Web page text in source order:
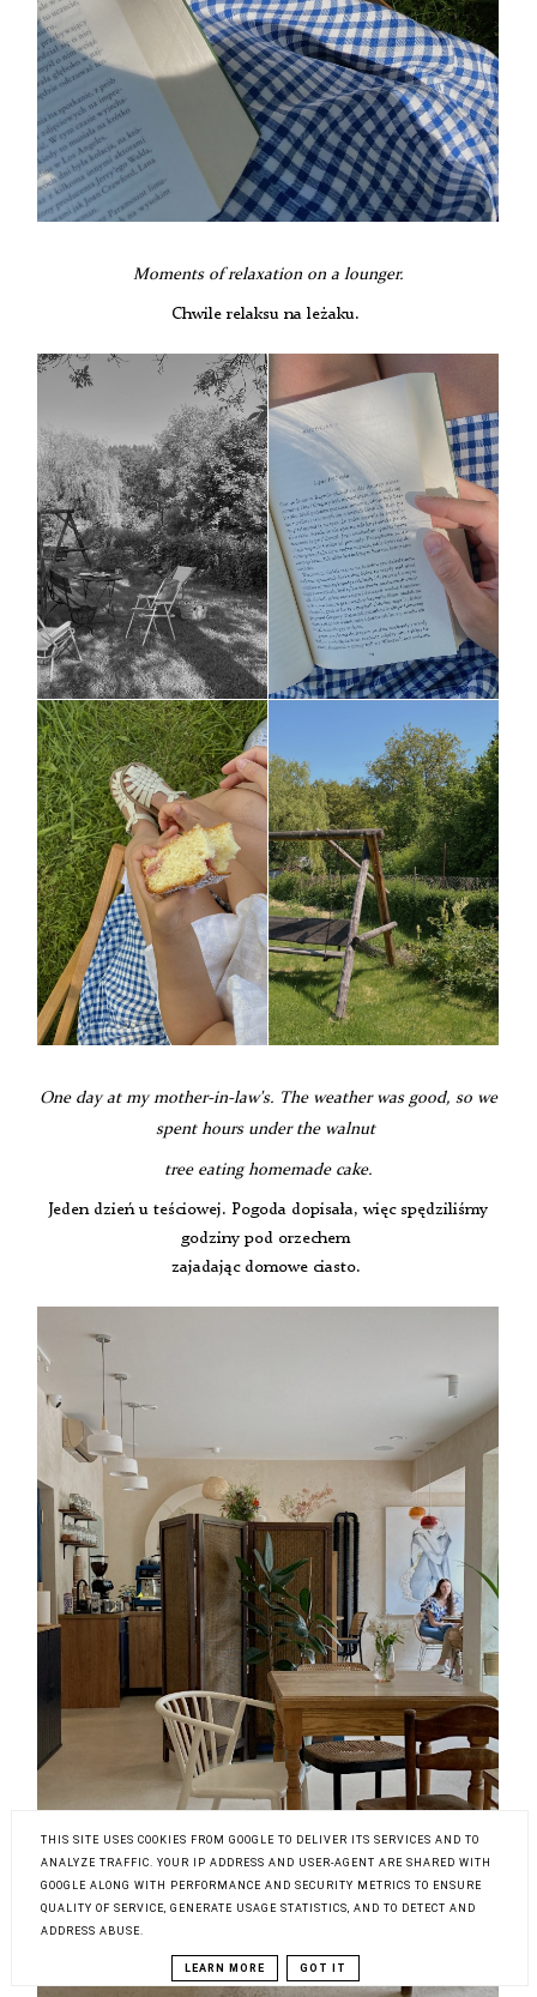
Moments of relaxation on a lounger.
Chwile relaksu na leżaku.
One day at my mother-in-law's. The weather was good, so we
spent hours under the walnut
tree eating homemade cake.
Jeden dzień u teściowej. Pogoda dopisała, więc spędziliśmy
godziny pod orzechem
zajadając domowe ciasto.
THIS SITE USES COOKIES FROM GOOGLE TO DELIVER ITS SERVICES AND TO
ANALYZE TRAFFIC. YOUR IP ADDRESS AND USER-AGENT ARE SHARED WITH
GOOGLE ALONG WITH PERFORMANCE AND SECURITY METRICS TO ENSURE
QUALITY OF SERVICE, GENERATE USAGE STATISTICS, AND TO DETECT AND
ADDRESS ABUSE.
LEARN MORE GOT IT